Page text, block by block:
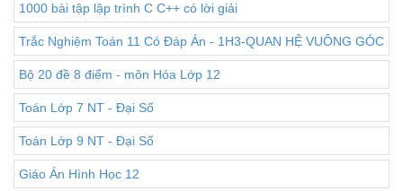
1000 bài tập lập trình C C++ có lời giải
Trắc Nghiệm Toán 11 Có Đáp Án - 1H3-QUAN HỆ VUÔNG GÓC
Bộ 20 đề 8 điểm - môn Hóa Lớp 12
Toán Lớp 7 NT - Đại Số
Toán Lớp 9 NT - Đại Số
Giáo Án Hình Học 12